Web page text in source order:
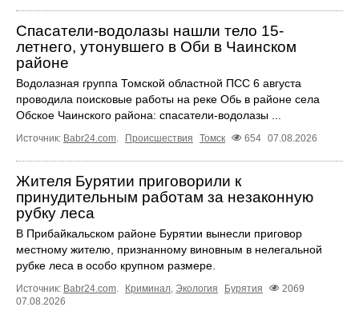
Спасатели-водолазы нашли тело 15-
летнего, утонувшего в Оби в Чаинском
районе
Водолазная группа Томской областной ПСС 6 августа
проводила поисковые работы на реке Обь в районе села
Обское Чаинского района: спасатели-водолазы ...
Источник: Babr24.com Происшествия Томск 654 07.08.2026
Жителя Бурятии приговорили к
принудительным работам за незаконную
рубку леса
В Прибайкальском районе Бурятии вынесли приговор
местному жителю, признанному виновным в нелегальной
рубке леса в особо крупном размере.
Источник: Babr24.com. Криминал, Экология Бурятия
2069
07.08.2026